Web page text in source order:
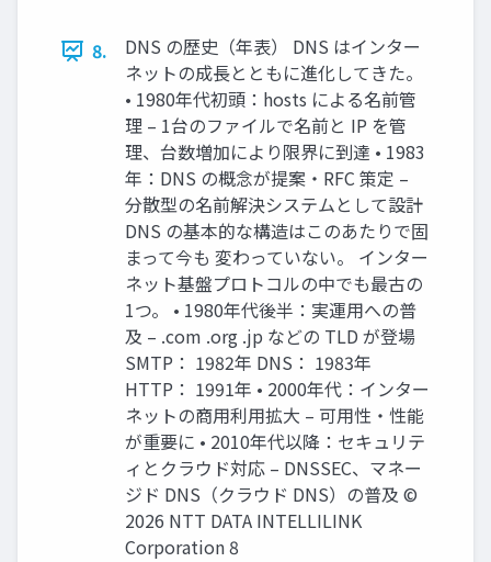
8.
DNS の歴史（年表） DNS はインター
ネットの成長とともに進化してきた。
• 1980年代初頭：hosts による名前管
理 – 1台のファイルで名前と IP を管
理、台数増加により限界に到達 • 1983
年：DNS の概念が提案・RFC 策定 –
分散型の名前解決システムとして設計
DNS の基本的な構造はこのあたりで固
まって今も 変わっていない。 インター
ネット基盤プロトコルの中でも最古の
1つ。 • 1980年代後半：実運用への普
及 – .com .org .jp などの TLD が登場
SMTP： 1982年 DNS： 1983年
HTTP： 1991年 • 2000年代：インター
ネットの商用利用拡大 – 可用性・性能
が重要に • 2010年代以降：セキュリテ
ィとクラウド対応 – DNSSEC、マネー
ジド DNS（クラウド DNS）の普及 ©
2026 NTT DATA INTELLILINK
Corporation 8